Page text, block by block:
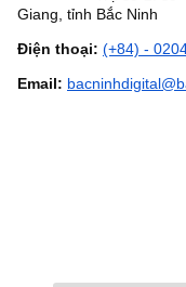
Giang, tỉnh Bắc Ninh
Điện thoại: (+84) -
Email: